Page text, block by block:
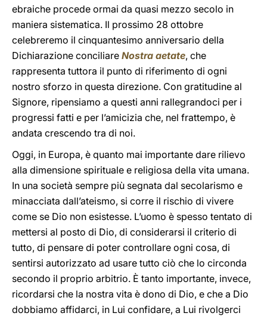
ebraiche procede ormai da quasi mezzo secolo in
maniera sistematica. Il prossimo 28 ottobre
celebreremo il cinquantesimo anniversario della
Dichiarazione conciliare Nostra aetate, che
rappresenta tuttora il punto di riferimento di ogni
nostro sforzo in questa direzione. Con gratitudine al
Signore, ripensiamo a questi anni rallegrandoci per i
progressi fatti e per l’amicizia che, nel frattempo, è
andata crescendo tra di noi.
Oggi, in Europa, è quanto mai importante dare rilievo
alla dimensione spirituale e religiosa della vita umana.
In una società sempre più segnata dal secolarismo e
minacciata dall’ateismo, si corre il rischio di vivere
come se Dio non esistesse. L’uomo è spesso tentato di
mettersi al posto di Dio, di considerarsi il criterio di
tutto, di pensare di poter controllare ogni cosa, di
sentirsi autorizzato ad usare tutto ciò che lo circonda
secondo il proprio arbitrio. È tanto importante, invece,
ricordarsi che la nostra vita è dono di Dio, e che a Dio
dobbiamo affidarci, in Lui confidare, a Lui rivolgerci